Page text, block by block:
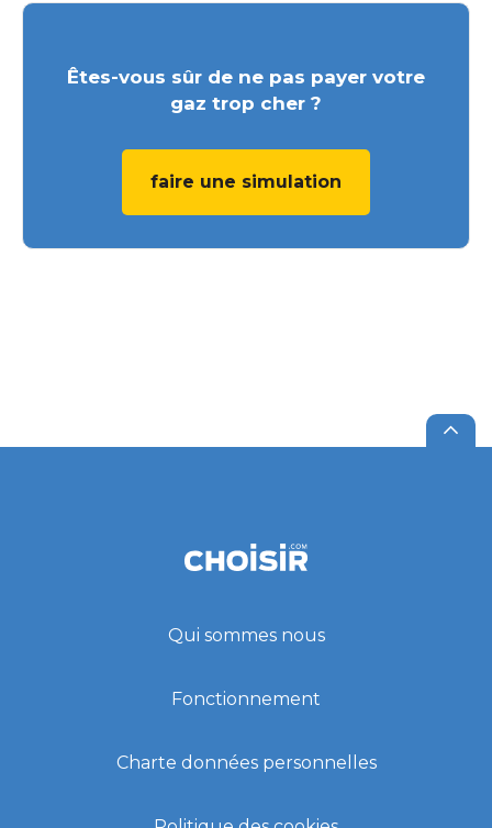
Êtes-vous sûr de ne pas payer votre
gaz trop cher ?
faire une simulation
Qui sommes nous
Fonctionnement
Charte données personnelles